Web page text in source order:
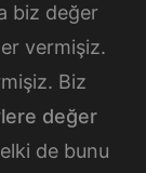
biz değer
vermişiz.
Biz
değer
de bunu